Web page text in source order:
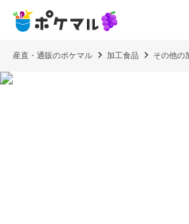
産直・通販のポケマル 加工食品 その他の